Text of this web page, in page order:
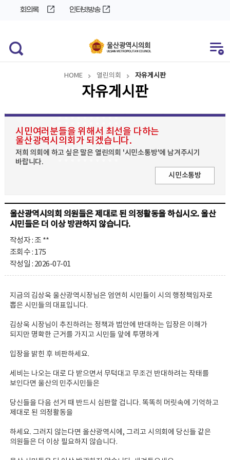
회의록 인터넷방송
HOME 열린의회 자유게시판
자유게시판
시민여러분들을 위해서 최선을 다하는
울산광역시의회가 되겠습니다.
저희 의회에 하고 싶은 말은 열린의회 '시민소통방'에 남겨주시기
바랍니다.
시민소통방
울산광역시의회 의원들은 제대로 된 의정활동을 하십시오. 울산
시민들은 더 이상 방관하지 않습니다.
작성자 : 조 **
조회수 : 175
작성일 : 2026-07-01
지금의 김상욱 울산광역시장님은 엄연히 시민들이 시의 행정책임자로
뽑은 시민들의 대표입니다.
김상욱 시장님이 추진하려는 정책과 법안에 반대하는 입장은 이해가
되지만 명확한 근거를 가지고 시민들 앞에 투명하게
입장을 밝힌 후 비판하세요.
세비는 나오는 대로 다 받으면서 무턱대고 무조건 반대하려는 작태를
보인다면 울산의 민주시민들은
당신들을 다음 선거 때 반드시 심판할 겁니다. 똑똑히 머릿속에 기억하고
제대로 된 의정활동을
하세요. 그러지 않는다면 올산광역시에, 그리고 시의회에 당신들 같은
의원들은 더 이상 필요하지 않습니다.